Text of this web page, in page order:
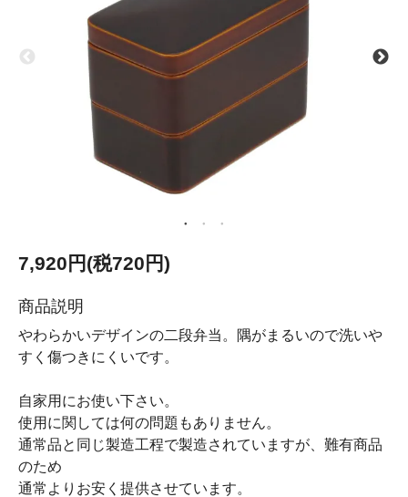
7,920円(税720円)
商品説明
やわらかいデザインの二段弁当。隅がまるいので洗いや
すく傷つきにくいです。
自家用にお使い下さい。
使用に関しては何の問題もありません。
通常品と同じ製造工程で製造されていますが、難有商品
のため
通常よりお安く提供させています。